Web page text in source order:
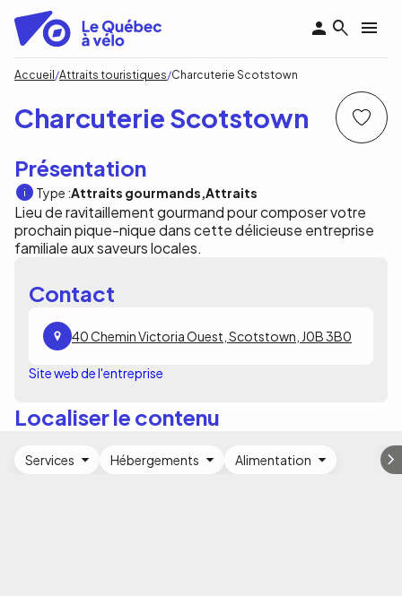
contenu
principal
Fil
d'Ariane
Accueil Attraits touristiques Charcuterie Scotstown
Charcuterie Scotstown
Présentation
Type :Attraits gourmands Attraits
Lieu de ravitaillement gourmand pour composer votre
prochain pique-nique dans cette délicieuse entreprise
familiale aux saveurs locales.
Contact
40 Chemin Victoria Ouest, Scotstown, J0B 3B0
Site web de l'entreprise
Localiser le contenu
Services Hébergements Alimentation